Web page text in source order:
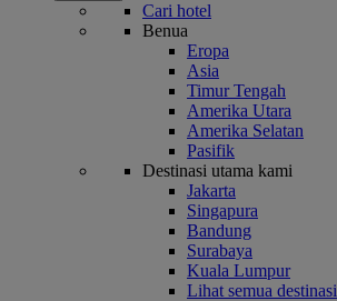
Cari hotel
Benua
Eropa
Asia
Timur Tengah
Amerika Utara
Amerika Selatan
Pasifik
Destinasi utama kami
Jakarta
Singapura
Bandung
Surabaya
Kuala Lumpur
Lihat semua destinasi